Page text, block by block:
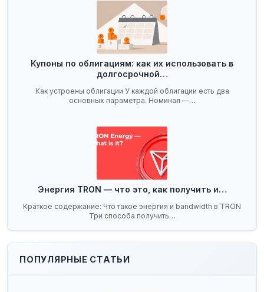
Купоны по облигациям: как их использовать в
долгосрочной…
Как устроены облигации У каждой облигации есть два
основных параметра. Номинал —…
Энергия TRON — что это, как получить и…
Краткое содержание: Что такое энергия и bandwidth в TRON
Три способа получить…
ПОПУЛЯРНЫЕ СТАТЬИ